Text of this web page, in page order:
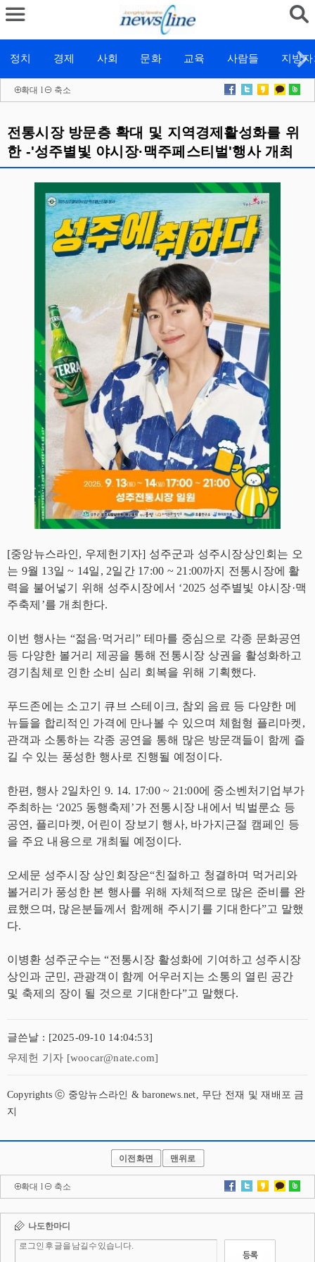
정치 경제 사회 문화 교육 사람들 지방
확대 l 축소
전통시장 방문층 확대 및 지역경제활성화를 위
한 -'성주별빛 야시장·맥주페스티벌'행사 개최
[중앙뉴스라인, 우제헌기자] 성주군과 성주시장상인회는 오
는 9월 13일 ~ 14일, 2일간 17:00 ~ 21:00까지 전통시장에 활
력을 불어넣기 위해 성주시장에서 ‘2025 성주별빛 야시장·맥
주축제’를 개최한다.
이번 행사는 “젊음·먹거리” 테마를 중심으로 각종 문화공연
등 다양한 볼거리 제공을 통해 전통시장 상권을 활성화하고
경기침체로 인한 소비 심리 회복을 위해 기획했다.
푸드존에는 소고기 큐브 스테이크, 참외 음료 등 다양한 메
뉴들을 합리적인 가격에 만나볼 수 있으며 체험형 플리마켓,
관객과 소통하는 각종 공연을 통해 많은 방문객들이 함께 즐
길 수 있는 풍성한 행사로 진행될 예정이다.
한편, 행사 2일차인 9. 14. 17:00 ~ 21:00에 중소벤처기업부가
주최하는 ‘2025 동행축제’가 전통시장 내에서 빅벌룬쇼 등
공연, 플리마켓, 어린이 장보기 행사, 바가지근절 캠페인 등
을 주요 내용으로 개최될 예정이다.
오세문 성주시장 상인회장은“친절하고 청결하며 먹거리와
볼거리가 풍성한 본 행사를 위해 자체적으로 많은 준비를 완
료했으며, 많은분들께서 함께해 주시기를 기대한다”고 말했
다.
이병환 성주군수는 “전통시장 활성화에 기여하고 성주시장
상인과 군민, 관광객이 함께 어우러지는 소통의 열린 공간
및 축제의 장이 될 것으로 기대한다”고 말했다.
글쓴날 : [2025-09-10 14:04:53]
우제헌 기자 [woocar@nate.com]
Copyrights ⓒ 중앙뉴스라인 & baronews.net, 무단 전재 및 재배포 금
지
이전화면 맨위로
확대 l 축소